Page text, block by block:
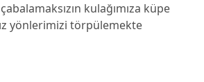
kulağımıza küpe
yönlerimizi törpülemekte